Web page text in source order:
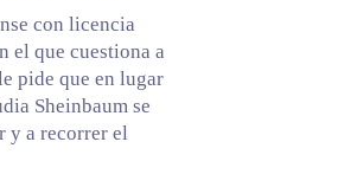
con licencia
el que cuestiona a
pide que en lugar
Sheinbaum se
y a recorrer el